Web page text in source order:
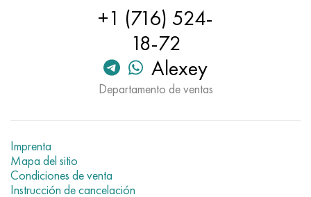
+1 (716) 524-
18-72
Alexey
Departamento de ventas
Imprenta
Mapa del sitio
Condiciones de venta
Instrucción de cancelación